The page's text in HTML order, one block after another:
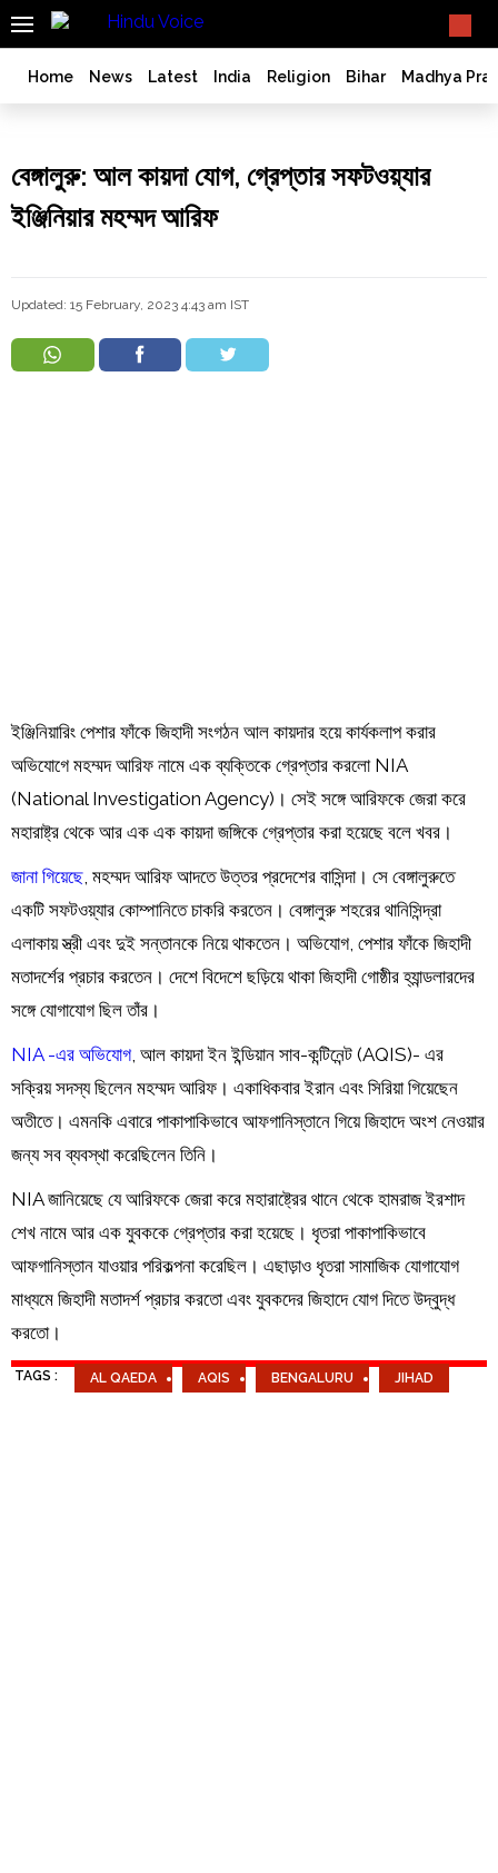
SEARCH
India
Bangladesh
World
History
Jihad
Opinion
Ghar
Home News Latest India Religion Bihar Madhya
বেঙ্গালুরু: আল কায়দা যোগ, গ্রেপ্তার সফটওয়্যার
ইঞ্জিনিয়ার মহম্মদ আরিফ
Updated: 15 February, 2023 4:43 am IST
ইঞ্জিনিয়ারিং পেশার ফাঁকে জিহাদী সংগঠন আল কায়দার হয়ে কার্যকলাপ করার
অভিযোগে মহম্মদ আরিফ নামে এক ব্যক্তিকে গ্রেপ্তার করলো NIA
(National Investigation Agency)। সেই সঙ্গে আরিফকে জেরা করে
মহারাষ্ট্র থেকে আর এক এক কায়দা জঙ্গিকে গ্রেপ্তার করা হয়েছে বলে খবর।
জানা গিয়েছে, মহম্মদ আরিফ আদতে উত্তর প্রদেশের বাসিন্দা। সে বেঙ্গালুরুতে
একটি সফটওয়্যার কোম্পানিতে চাকরি করতেন। বেঙ্গালুরু শহরের থানিসিন্দ্রা
এলাকায় স্ত্রী এবং দুই সন্তানকে নিয়ে থাকতেন। অভিযোগ, পেশার ফাঁকে জিহাদী
মতাদর্শের প্রচার করতেন। দেশে বিদেশে ছড়িয়ে থাকা জিহাদী গোষ্ঠীর হ্যান্ডলারদের
সঙ্গে যোগাযোগ ছিল তাঁর।
NIA -এর অভিযোগ, আল কায়দা ইন ইন্ডিয়ান সাব-কন্টিনেন্ট (AQIS)- এর
সক্রিয় সদস্য ছিলেন মহম্মদ আরিফ। একাধিকবার ইরান এবং সিরিয়া গিয়েছেন
অতীতে। এমনকি এবারে পাকাপাকিভাবে আফগানিস্তানে গিয়ে জিহাদে অংশ নেওয়ার
জন্য সব ব্যবস্থা করেছিলেন তিনি।
NIA জানিয়েছে যে আরিফকে জেরা করে মহারাষ্ট্রের থানে থেকে হামরাজ ইরশাদ
শেখ নামে আর এক যুবককে গ্রেপ্তার করা হয়েছে। ধৃতরা পাকাপাকিভাবে
আফগানিস্তান যাওয়ার পরিকল্পনা করেছিল। এছাড়াও ধৃতরা সামাজিক যোগাযোগ
মাধ্যমে জিহাদী মতাদর্শ প্রচার করতো এবং যুবকদের জিহাদে যোগ দিতে উদ্বুদ্ধ
করতো।
TAGS : AL QAEDA AQIS BENGALURU JIHAD